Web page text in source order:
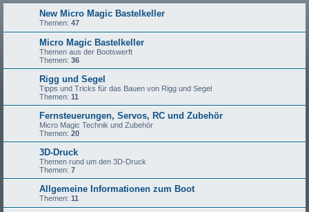
New Micro Magic Bastelkeller
Themen: 47
Micro Magic Bastelkeller
Themen aus der Bootswerft
Themen: 36
Rigg und Segel
Tipps und Tricks für das Bauen von Rigg und Segel
Themen: 11
Fernsteuerungen, Servos, RC und Zubehör
Micro Magic Technik und Zubehör
Themen: 20
3D-Druck
Themen rund um den 3D-Druck
Themen: 7
Allgemeine Informationen zum Boot
Themen: 11